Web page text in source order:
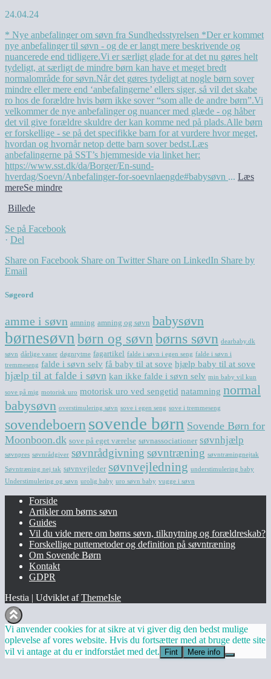
24.04.24
* Nye anbefalinger om søvn fra Sundhedsstyrelsen *Der er kommet
nye anbefalinger til søvn - og de er langt mere beskrivende og
nuancerede end tidligere.Vi er særligt glade for at det nu gøres helt
tydeligt, at særligt de mindre børn kan have et meget bredt
normalområde for søvn.Når det gøres tydeligt at nogle børn sover
mindre eller mere end ‘anbefalingerne’ ellers siger, så vil det skabe
ro hos de forældre hvis børn ikke sover “som alle de andre børn”.Vi
velkommer de nye anbefalinger og nuancer med glæde - og håber
det vil give forældre skuldre der kan komme ned på plads.Alle børn
er forskellige - se på det specifikke barn for at vurdere hvor meget,
hvordan og hvornår netop dette barn sover bedst.Læs
anbefalingerne på SST’s hjemmeside via linket her:
https://www.sst.dk/da/Borger/En-sund-
hverdag/Soevn/Anbefalinger-for-soevnlaengde#babysøvn ... Læs
mereSe mindre
Billede
Se på Facebook
· Del
Share on Facebook Share on Twitter Share on LinkedIn Share by
Email
Søgeord
amme i søvn amning amning og søvn babysøvn
børnesøvnbørn og søvn børns søvn dearbaby.dk
søvn dårlige vaner døgnrytme fagartikel falde i søvn i egen seng falde i søvn i
tremmeseng falde i søvn selv få baby til at sove hjælp baby til at sove
hjælp til at falde i søvn kan ikke falde i søvn selv min baby vil kun
sove på mig motorisk uro motorisk uro ved sengetid natamning normal
babysøvn overstimulering søvn sove i egen seng sove i tremmeseng
sovendeboern sovende børn Sovende Børn for
Moonboon.dk sove på eget værelse søvnassociationer søvnhjælp
søvnpres søvnrådgiver søvnrådgivning søvntræning søvntræningnejtak
Søvntræning nej tak søvnvejleder søvnvejledning understimulering baby
Understimulering og søvn urolig baby uro søvn baby vugge i søvn
Forside
Artikler om børns søvn
Guides
Vil du vide mere om børns søvn, tilknytning og forældreskab?​
Forskellige puttemetoder og definition på søvntræning
Om Sovende Børn
Kontakt
GDPR
Hestia | Udviklet afThemeIsle
Vi anvender cookies for at sikre at vi giver dig den bedst mulige
oplevelse af vores website. Hvis du fortsætter med at bruge dette site
vil vi antage at du er indforstået med det.
Fint Mere info